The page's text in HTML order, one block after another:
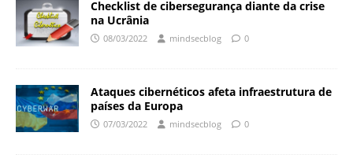
Checklist de cibersegurança diante da crise
na Ucrânia
08/03/2022 mindsecblog 0
Ataques cibernéticos afeta infraestrutura de
países da Europa
07/03/2022 mindsecblog 0